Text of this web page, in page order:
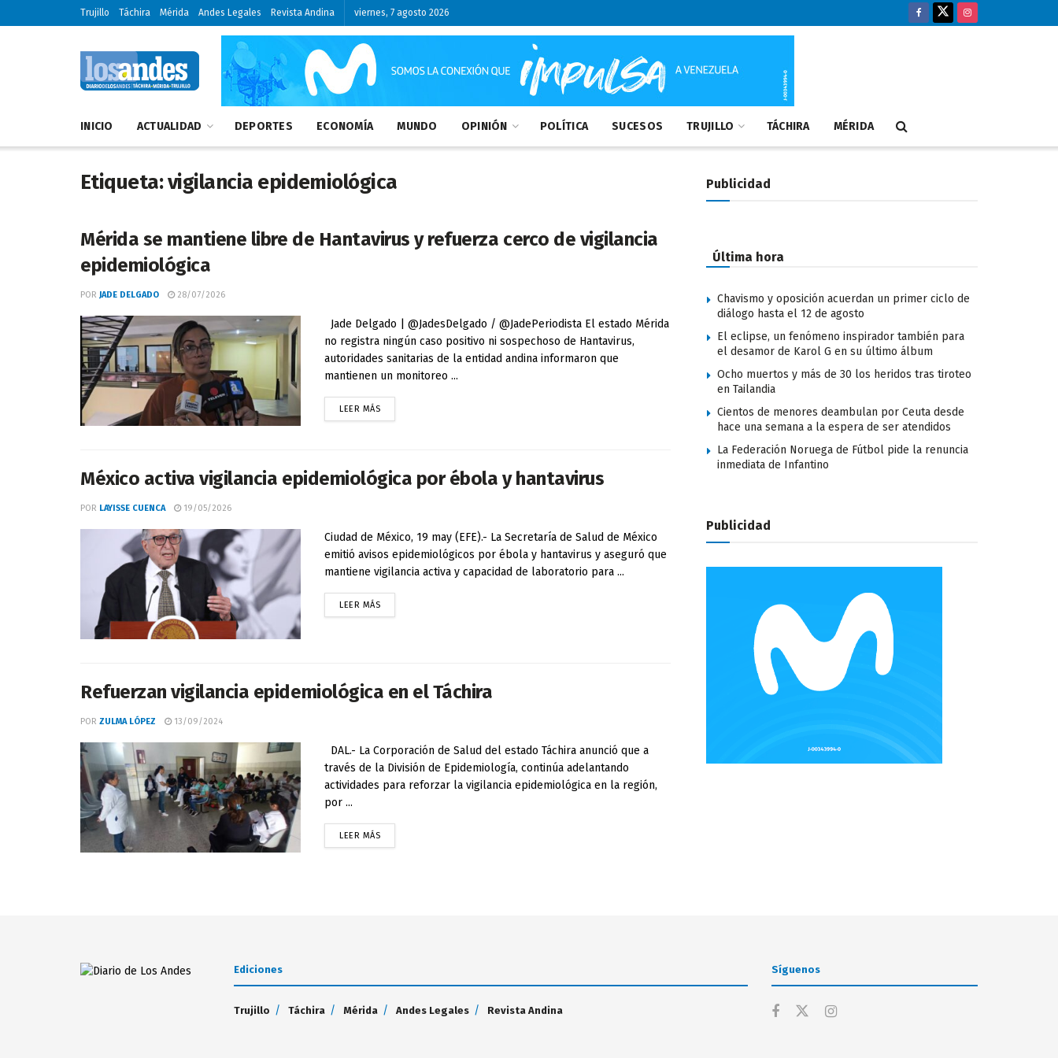
Trujillo Táchira Mérida Andes Legales Revista Andina viernes, 7 agosto 2026
INICIO ACTUALIDAD DEPORTES ECONOMÍA MUNDO OPINIÓN POLÍTICA SUCESOS TRUJILLO TÁCHIRA MÉRIDA
Etiqueta:vigilancia epidemiológica
Mérida se mantiene libre de Hantavirus y refuerza cerco de vigilancia
epidemiológica
POR JADE DELGADO 28/07/2026
Jade Delgado | @JadesDelgado / @JadePeriodista ​El estado Mérida
no registra ningún caso positivo ni sospechoso de Hantavirus,
autoridades sanitarias de la entidad andina informaron que
mantienen un monitoreo ...
LEER MÁS
México activa vigilancia epidemiológica por ébola y hantavirus
POR LAYISSE CUENCA 19/05/2026
Ciudad de México, 19 may (EFE).- La Secretaría de Salud de México
emitió avisos epidemiológicos por ébola y hantavirus y aseguró que
mantiene vigilancia activa y capacidad de laboratorio para ...
LEER MÁS
Refuerzan vigilancia epidemiológica en el Táchira
POR ZULMA LÓPEZ 13/09/2024
DAL.- La Corporación de Salud del estado Táchira anunció que a
través de la División de Epidemiología, continúa adelantando
actividades para reforzar la vigilancia epidemiológica en la región,
por ...
LEER MÁS
Publicidad
Última hora
Chavismo y oposición acuerdan un primer ciclo de
diálogo hasta el 12 de agosto
El eclipse, un fenómeno inspirador también para
el desamor de Karol G en su último álbum
Ocho muertos y más de 30 los heridos tras tiroteo
en Tailandia
Cientos de menores deambulan por Ceuta desde
hace una semana a la espera de ser atendidos
La Federación Noruega de Fútbol pide la renuncia
inmediata de Infantino
Publicidad
Ediciones
Trujillo Táchira Mérida Andes Legales Revista Andina
Síguenos